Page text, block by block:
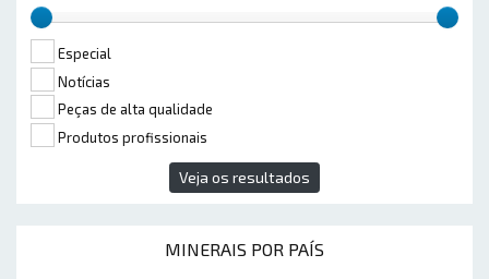
Especial
Notícias
Peças de alta qualidade
Produtos profissionais
Veja os resultados
MINERAIS POR PAÍS